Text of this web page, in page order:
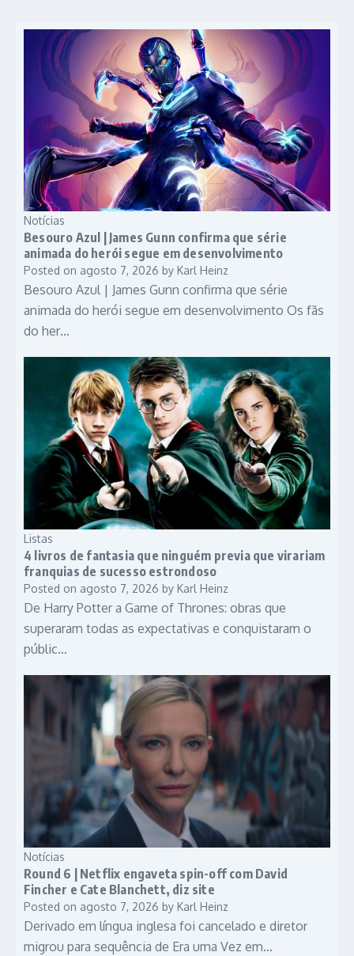
Notícias
Besouro Azul | James Gunn confirma que série
animada do herói segue em desenvolvimento
Posted on agosto 7, 2026 by Karl Heinz
Besouro Azul | James Gunn confirma que série
animada do herói segue em desenvolvimento Os fãs
do her…
Listas
4 livros de fantasia que ninguém previa que virariam
franquias de sucesso estrondoso
Posted on agosto 7, 2026 by Karl Heinz
De Harry Potter a Game of Thrones: obras que
superaram todas as expectativas e conquistaram o
públic…
Notícias
Round 6 | Netflix engaveta spin-off com David
Fincher e Cate Blanchett, diz site
Posted on agosto 7, 2026 by Karl Heinz
Derivado em língua inglesa foi cancelado e diretor
migrou para sequência de Era uma Vez em…